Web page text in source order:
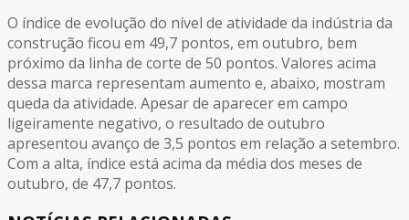
O índice de evolução do nível de atividade da indústria da
construção ficou em 49,7 pontos, em outubro, bem
próximo da linha de corte de 50 pontos. Valores acima
dessa marca representam aumento e, abaixo, mostram
queda da atividade. Apesar de aparecer em campo
ligeiramente negativo, o resultado de outubro
apresentou avanço de 3,5 pontos em relação a setembro.
Com a alta, índice está acima da média dos meses de
outubro, de 47,7 pontos.